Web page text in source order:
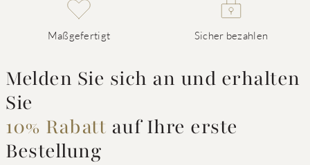
Maßgefertigt Sicher bezahlen
Melden Sie sich an und erhalten
Sie
10% Rabatt auf Ihre erste
Bestellung